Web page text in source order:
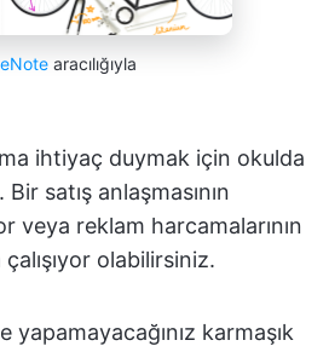
aracılığıyla
ihtiyaç duymak için okulda
satış anlaşmasının
veya reklam harcamalarının
olabilirsiniz.
karmaşık